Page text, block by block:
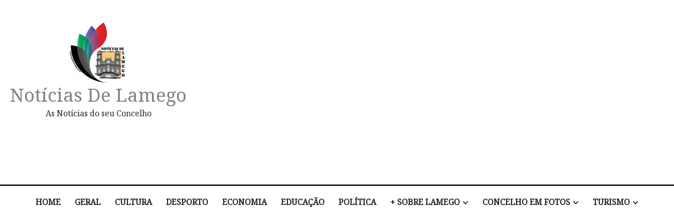
Notícias De Lamego
As Notícias do seu Concelho
HOME GERAL CULTURA DESPORTO ECONOMIA EDUCAÇÃO POLÍTICA + SOBRE LAMEGO CONCELHO EM FOTOS TURISMO